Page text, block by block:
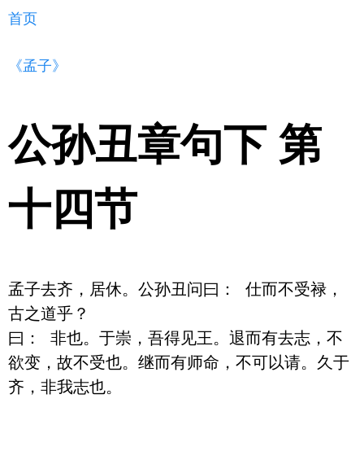
首页
《孟子》
公孙丑章句下 第
十四节
孟子去齐，居休。公孙丑问曰： 仕而不受禄，
古之道乎？
曰： 非也。于崇，吾得见王。退而有去志，不
欲变，故不受也。继而有师命，不可以请。久于